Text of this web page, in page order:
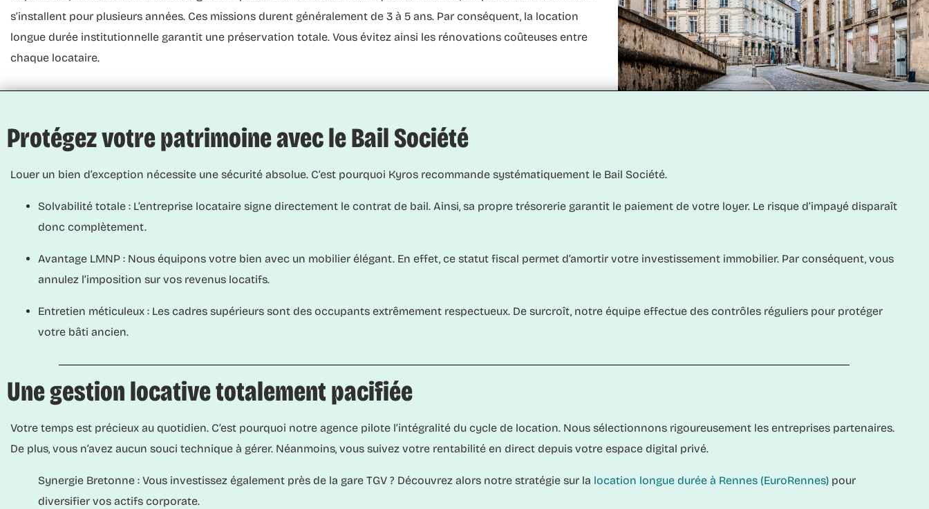
s’installent pour plusieurs années. Ces missions durent généralement de 3 à 5 ans. Par conséquent, la location
longue durée institutionnelle garantit une préservation totale. Vous évitez ainsi les rénovations coûteuses entre
chaque locataire.
Protégez votre patrimoine avec le Bail Société
Louer un bien d’exception nécessite une sécurité absolue. C’est pourquoi Kyros recommande systématiquement le Bail Société.
Solvabilité totale : L’entreprise locataire signe directement le contrat de bail. Ainsi, sa propre trésorerie garantit le paiement de votre loyer. Le risque d’impayé disparaît
donc complètement.
Avantage LMNP : Nous équipons votre bien avec un mobilier élégant. En effet, ce statut fiscal permet d’amortir votre investissement immobilier. Par conséquent, vous
annulez l’imposition sur vos revenus locatifs.
Entretien méticuleux : Les cadres supérieurs sont des occupants extrêmement respectueux. De surcroît, notre équipe effectue des contrôles réguliers pour protéger
votre bâti ancien.
Une gestion locative totalement pacifiée
Votre temps est précieux au quotidien. C’est pourquoi notre agence pilote l’intégralité du cycle de location. Nous sélectionnons rigoureusement les entreprises partenaires.
De plus, vous n’avez aucun souci technique à gérer. Néanmoins, vous suivez votre rentabilité en direct depuis votre espace digital privé.
Synergie Bretonne : Vous investissez également près de la gare TGV ? Découvrez alors notre stratégie sur la location longue durée à Rennes (EuroRennes) pour
diversifier vos actifs corporate.